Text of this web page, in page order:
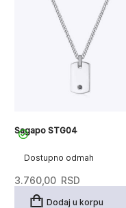
Dostupno odmah
Sagapo STG04
3.760,00 RSD
Dodaj u korpu